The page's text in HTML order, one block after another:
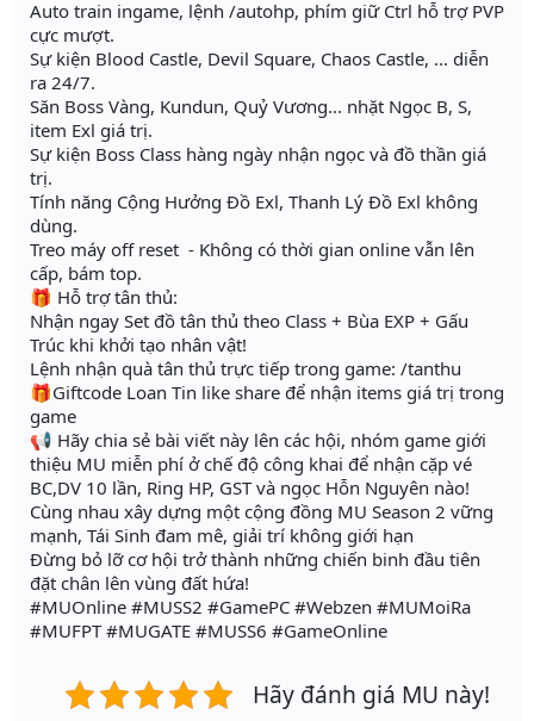
Auto train ingame, lệnh /autohp, phím giữ Ctrl hỗ trợ PVP
cực mượt.
Sự kiện Blood Castle, Devil Square, Chaos Castle, ... diễn
ra 24/7.
Săn Boss Vàng, Kundun, Quỷ Vương... nhặt Ngọc B, S,
item Exl giá trị.
Sự kiện Boss Class hàng ngày nhận ngọc và đồ thần giá
trị.
Tính năng Cộng Hưởng Đồ Exl, Thanh Lý Đồ Exl không
dùng.
Treo máy off reset - Không có thời gian online vẫn lên
cấp, bám top.
🎁 Hỗ trợ tân thủ:
Nhận ngay Set đồ tân thủ theo Class + Bùa EXP + Gấu
Trúc khi khởi tạo nhân vật!
Lệnh nhận quà tân thủ trực tiếp trong game: /tanthu
🎁Giftcode Loan Tin like share để nhận items giá trị trong
game
📢 Hãy chia sẻ bài viết này lên các hội, nhóm game giới
thiệu MU miễn phí ở chế độ công khai để nhận cặp vé
BC,DV 10 lần, Ring HP, GST và ngọc Hỗn Nguyên nào!
Cùng nhau xây dựng một cộng đồng MU Season 2 vững
mạnh, Tái Sinh đam mê, giải trí không giới hạn
Đừng bỏ lỡ cơ hội trở thành những chiến binh đầu tiên
đặt chân lên vùng đất hứa!
#MUOnline #MUSS2 #GamePC #Webzen #MUMoiRa
#MUFPT #MUGATE #MUSS6 #GameOnline
Hãy đánh giá MU này!